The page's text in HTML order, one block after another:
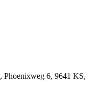
, Phoenixweg 6, 9641 KS,